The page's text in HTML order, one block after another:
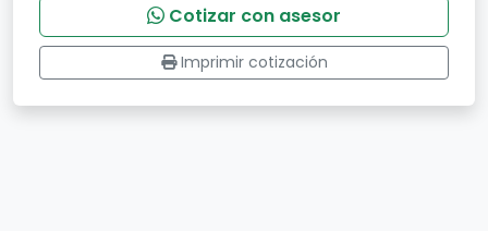
Cotizar con asesor
Imprimir cotización